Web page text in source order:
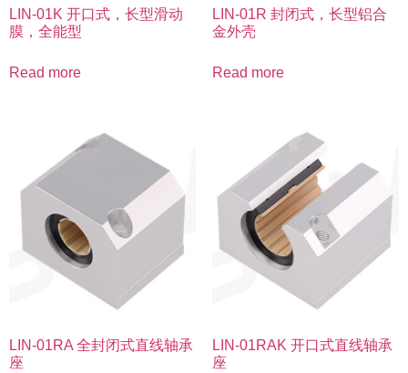
LIN-01K 开口式，长型滑动
膜，全能型
Read more
LIN-01R 封闭式，长型铝合
金外壳
Read more
LIN-01RA 全封闭式直线轴承
座
LIN-01RAK 开口式直线轴承
座